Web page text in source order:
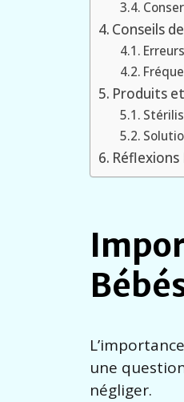
Conseils
Produits
une
négliger.